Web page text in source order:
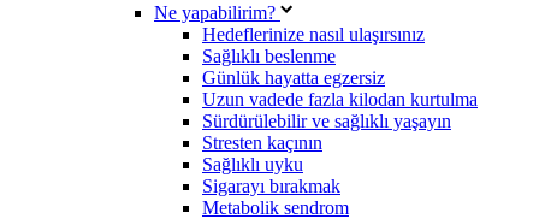
Ne yapabilirim?
Hedeflerinize nasıl ulaşırsınız
Sağlıklı beslenme
Günlük hayatta egzersiz
Uzun vadede fazla kilodan kurtulma
Sürdürülebilir ve sağlıklı yaşayın
Stresten kaçının
Sağlıklı uyku
Sigarayı bırakmak
Metabolik sendrom